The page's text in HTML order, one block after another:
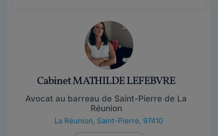
Cabinet MATHILDE LEFEBVRE
Avocat au barreau de Saint-Pierre de La
Réunion
La Réunion, Saint-Pierre, 97410